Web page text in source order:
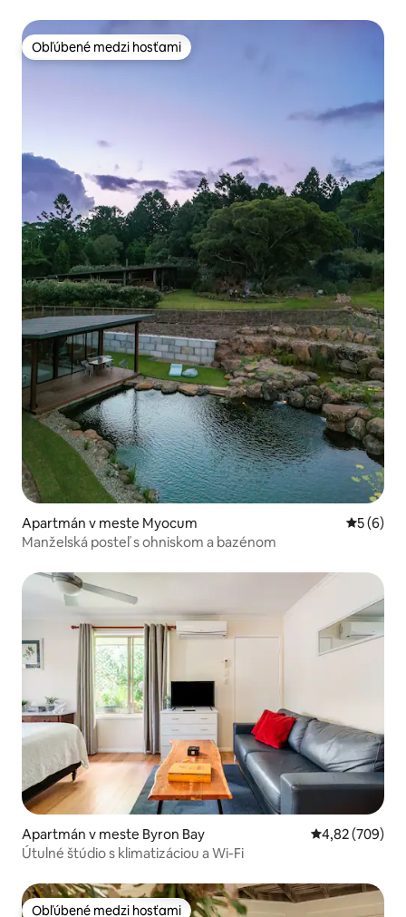
Obľúbené medzi hosťami
Obľúbené medzi hosťami
Apartmán v meste Myocum
5 (6)
Manželská posteľ s ohniskom a bazénom
Apartmán v meste Byron Bay Priemerné
4,82 (709)
Útulné štúdio s klimatizáciou a Wi-Fi
Obľúbené medzi hosťami